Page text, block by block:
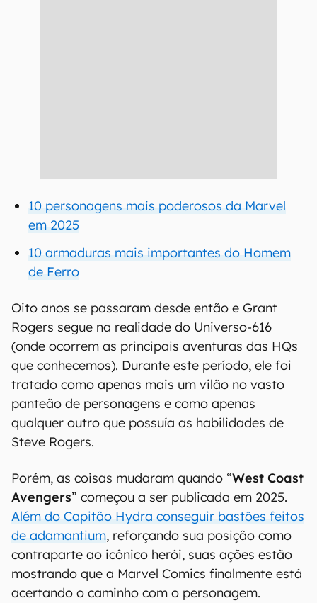
10 personagens mais poderosos da Marvel
em 2025
10 armaduras mais importantes do Homem
de Ferro
Oito anos se passaram desde então e Grant
Rogers segue na realidade do Universo-616
(onde ocorrem as principais aventuras das HQs
que conhecemos). Durante este período, ele foi
tratado como apenas mais um vilão no vasto
panteão de personagens e como apenas
qualquer outro que possuía as habilidades de
Steve Rogers.
Porém, as coisas mudaram quando “West Coast
Avengers” começou a ser publicada em 2025.
Além do Capitão Hydra conseguir bastões feitos
de adamantium, reforçando sua posição como
contraparte ao icônico herói, suas ações estão
mostrando que a Marvel Comics finalmente está
acertando o caminho com o personagem.